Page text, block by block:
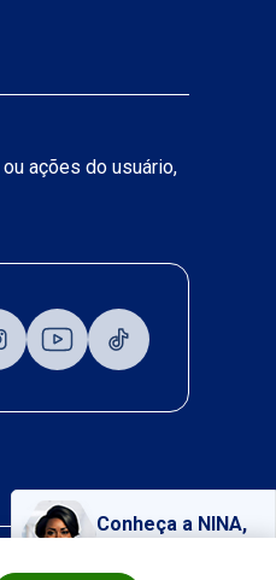
Conheça a NINA,
ações do usuário,